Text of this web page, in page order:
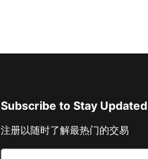
Subscribe to Stay Updated
注册以随时了解最热门的交易